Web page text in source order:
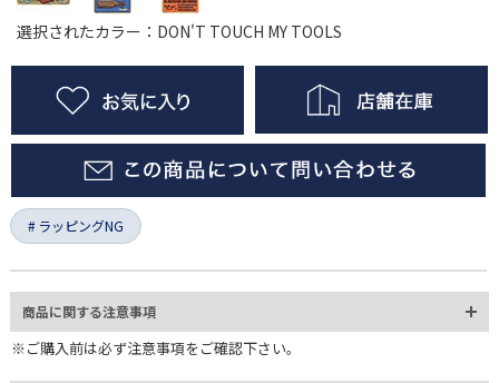
選択されたカラー：DON'T TOUCH MY TOOLS
ラッピングNG
商品に関する注意事項
※ご購入前は必ず注意事項をご確認下さい。